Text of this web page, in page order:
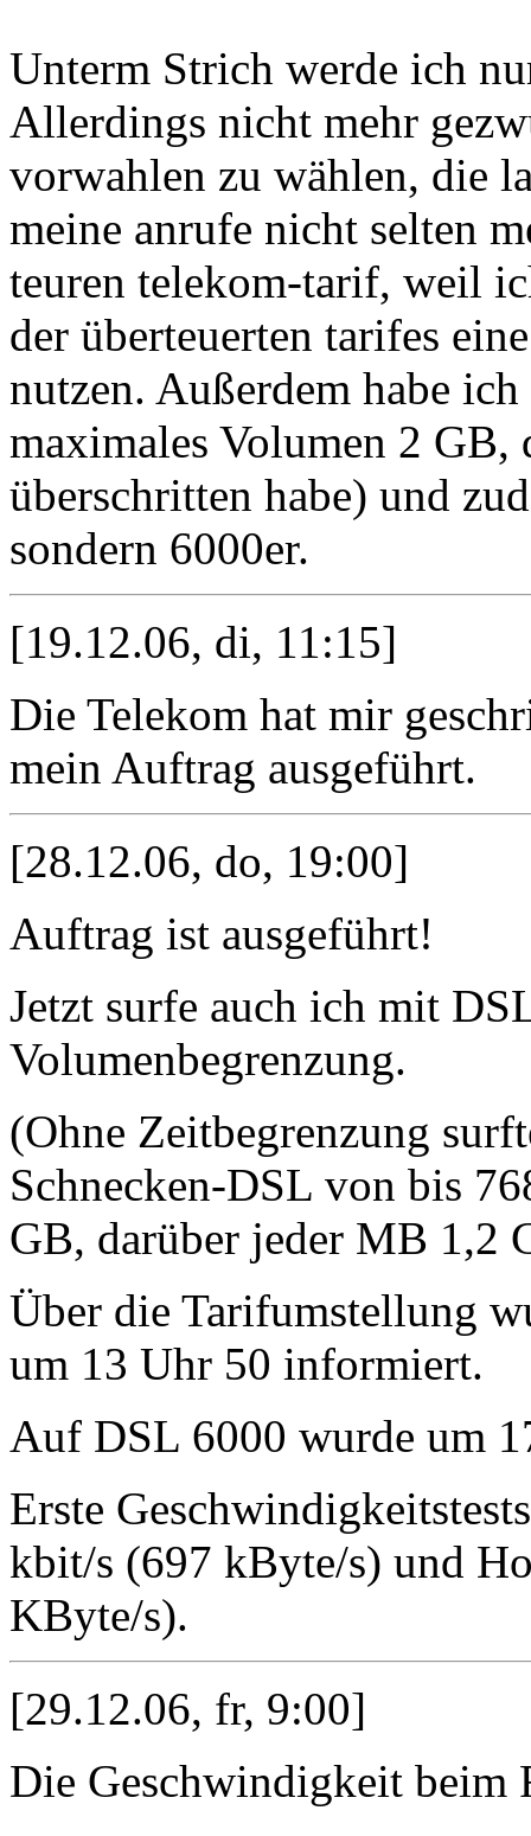
Unterm Strich werde ich
Allerdings nicht mehr
vorwahlen zu wählen, die
meine anrufe nicht selten
teuren telekom-tarif, weil
der überteuerten tarifes
nutzen. Außerdem habe
maximales Volumen 2
überschritten habe) und
sondern 6000er.
[19.12.06, di, 11:15]
Die Telekom hat mir
mein Auftrag ausgeführt.
[28.12.06, do, 19:00]
Auftrag ist ausgeführt!
Jetzt surfe auch ich mit
Volumenbegrenzung.
(Ohne Zeitbegrenzung
Schnecken-DSL von bis
GB, darüber jeder MB 1,2
Über die Tarifumstellung
um 13 Uhr 50 informiert.
Auf DSL 6000 wurde um
Erste
kbit/s (697 kByte/s) und
KByte/s).
[29.12.06, fr, 9:00]
Die Geschwindigkeit beim